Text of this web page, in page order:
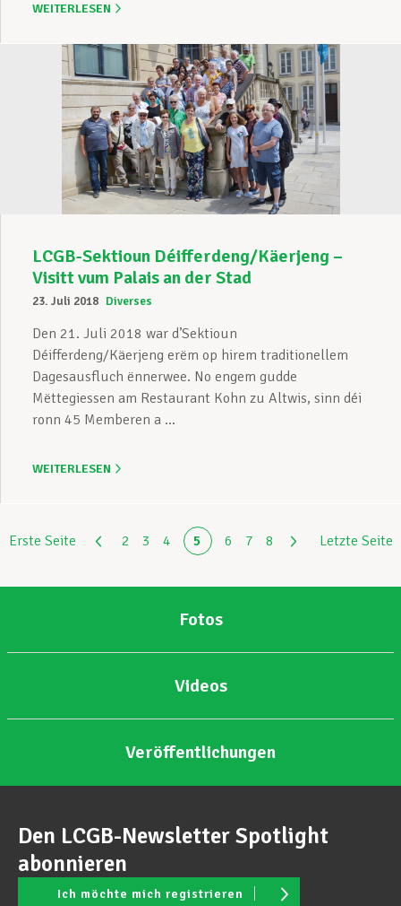
WEITERLESEN
LCGB-Sektioun Déifferdeng/Käerjeng –
Visitt vum Palais an der Stad
23. Juli 2018 Diverses
Den 21. Juli 2018 war d’Sektioun
Déifferdeng/Käerjeng erëm op hirem traditionellem
Dagesausfluch ënnerwee. No engem gudde
Mëttegiessen am Restaurant Kohn zu Altwis, sinn déi
ronn 45 Memberen a ...
WEITERLESEN
Erste Seite 2 3 4 5 6 7 8 Letzte Seite
Fotos
Videos
Veröffentlichungen
Den LCGB-Newsletter Spotlight
abonnieren
Ich möchte mich registrieren